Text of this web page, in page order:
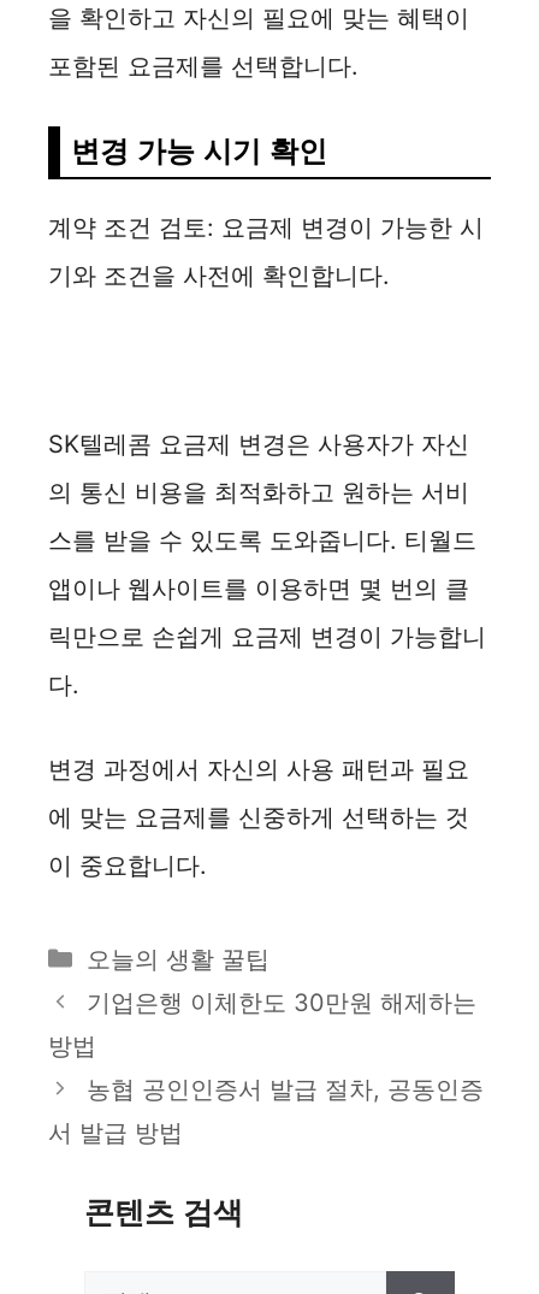
을 확인하고 자신의 필요에 맞는 혜택이
포함된 요금제를 선택합니다.
변경 가능 시기 확인
계약 조건 검토: 요금제 변경이 가능한 시
기와 조건을 사전에 확인합니다.
SK텔레콤 요금제 변경은 사용자가 자신
의 통신 비용을 최적화하고 원하는 서비
스를 받을 수 있도록 도와줍니다. 티월드
앱이나 웹사이트를 이용하면 몇 번의 클
릭만으로 손쉽게 요금제 변경이 가능합니
다.
변경 과정에서 자신의 사용 패턴과 필요
에 맞는 요금제를 신중하게 선택하는 것
이 중요합니다.
카
테
리
오늘의 생활 꿀팁
기업은행 이체한도 30만원 해제하는
방법
농협 공인인증서 발급 절차, 공동인증
서 발급 방법
콘텐츠 검색